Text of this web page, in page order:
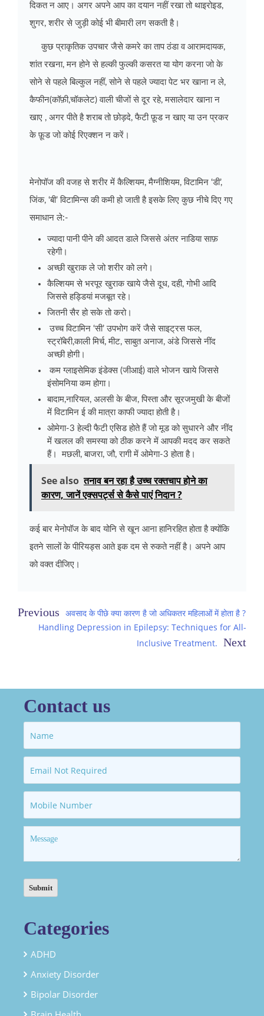
दिकत न आए। अगर अपने आप का दयान नहीं रखा तो थाइरोइड,
शुगर, शरीर से जुड़ी कोई भी बीमारी लग सकती है।
कुछ प्राकृतिक उपचार जैसे कमरे का ताप ठंडा व आरामदायक,
शांत रखना, मन होने से हल्की फुल्की कसरत या योग करना जो के
सोने से पहले बिल्कुल नहीं, सोने से पहले ज्यादा पेट भर खाना न ले,
कैफीन(कॉफ़ी,चॉकलेट) वाली चीजों से दूर रहे, मसालेदार खाना न
खाए , अगर पीते है शराब तो छोड़दे, फैटी फ़ूड न खाए या उन प्रकर
के फ़ूड जो कोई रिएक्शन न करें।
मेनोपॉज की वजह से शरीर में कैल्शियम, मैग्नीशियम, विटामिन ‘डी’,
जिंक, ‘बी’ विटामिन्स की कमी हो जाती है इसके लिए कुछ नीचे दिए गए
समाधान ले:-
ज्यादा पानी पीने की आदत डाले जिससे अंतर नाडिया साफ़
रहेगी।
अच्छी खुराक ले जो शरीर को लगे।
कैल्शियम से भरपूर खुराक खाये जैसे दूध, दही, गोभी आदि
जिससे हड्डियां मजबूत रहे।
जितनी सैर हो सके तो करो।
उच्च विटामिन ‘सी’ उपभोग करें जैसे साइट्रस फल,
स्ट्रॉबेरी,काली मिर्च, मीट,साबुत अनाज, अंडे जिससे नींद
अच्छी होगी।
कम ग्लाइसेमिक इंडेक्स (जीआई) वाले भोजन खाये जिससे
इंसोमनिया कम होगा।
बादाम,नारियल, अलसी के बीज, पिस्ता और सूरजमुखी के बीजों
में विटामिन ई की मात्रा काफी ज्यादा होती है।
ओमेगा-3 हेल्दी फैटी एसिड होते हैं जो मूड को सुधारने और नींद
में खलल की समस्या को ठीक करने में आपकी मदद कर सकते
हैं। मछली, बाजरा, जौ, रागी में ओमेगा-3 होता है।
See also तनाव बन रहा है उच्च रक्तचाप होने का
कारण, जानें एक्सपर्ट्स से कैसे पाएं निदान ?
कई बार मेनोपॉज के बाद योनि से खून आना हानिरहित होता है क्योंकि
इतने सालों के पीरियड्स आते इक दम से रुकते नहीं है। अपने आप
को वक्त दीजिए।
Post
navigation
अवसाद के पीछे क्या कारण है जो अधिकतर महिलाओं में होता है ?
Handling Depression in Epilepsy: Techniques for All-
Inclusive Treatment.
Contact us
Categories
ADHD
Anxiety Disorder
Bipolar Disorder